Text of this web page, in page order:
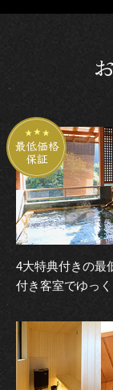
4大特典付きの最
付き客室でゆっ